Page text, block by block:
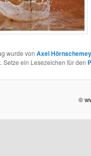
wurde von Axel
Setze ein Lesezeichen für den
©